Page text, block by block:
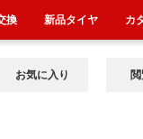
お気に入り
換 新品タイヤ カ